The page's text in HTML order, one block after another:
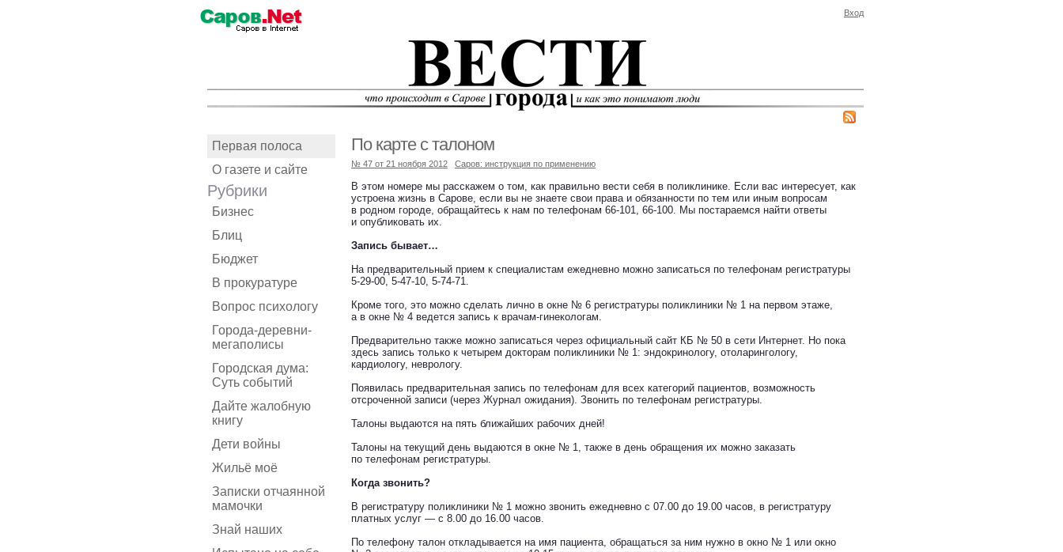
Вход
Первая полоса
О газете и сайте
Рубрики
Бизнес
Блиц
Бюджет
В прокуратуре
Вопрос психологу
Города-деревни-
мегаполисы
Городская дума:
Суть событий
Дайте жалобную
книгу
Дети войны
Жильё моё
Записки отчаянной
мамочки
Знай наших
По карте с талоном
№ 47 от 21 ноября 2012 Саров: инструкция по применению
В этом номере мы расскажем о том, как правильно вести себя в поликлинике. Если вас интересует, как
устроена жизнь в Сарове, если вы не знаете свои права и обязанности по тем или иным вопросам
в родном городе, обращайтесь к нам по телефонам 66-101, 66-100. Мы постараемся найти ответы
и опубликовать их.
Запись бывает…
На предварительный прием к специалистам ежедневно можно записаться по телефонам регистратуры
5-29-00, 5-47-10, 5-74-71.
Кроме того, это можно сделать лично в окне № 6 регистратуры поликлиники № 1 на первом этаже,
а в окне № 4 ведется запись к врачам-гинекологам.
Предварительно также можно записаться через официальный сайт КБ № 50 в сети Интернет. Но пока
здесь запись только к четырем докторам поликлиники № 1: эндокринологу, отоларингологу,
кардиологу, неврологу.
Появилась предварительная запись по телефонам для всех категорий пациентов, возможность
отсроченной записи (через Журнал ожидания). Звонить по телефонам регистратуры.
Талоны выдаются на пять ближайших рабочих дней!
Талоны на текущий день выдаются в окне № 1, также в день обращения их можно заказать
по телефонам регистратуры.
Когда звонить?
В регистратуру поликлиники № 1 можно звонить ежедневно с 07.00 до 19.00 часов, в регистратуру
платных услуг — с 8.00 до 16.00 часов.
По телефону талон откладывается на имя пациента, обращаться за ним нужно в окно № 1 или окно